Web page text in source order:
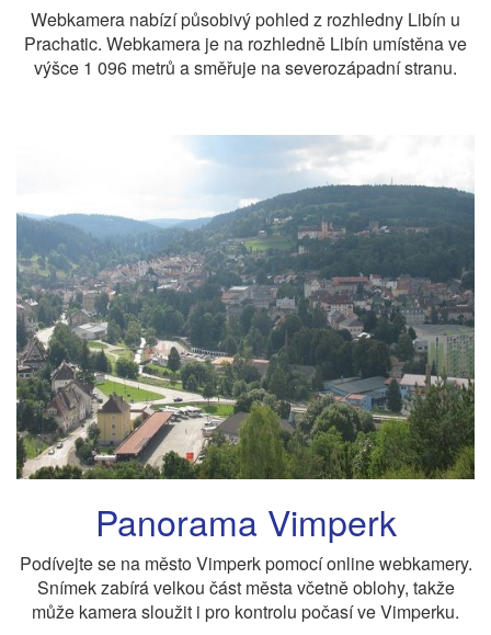
Webkamera nabízí působivý pohled z rozhledny Libín u
Prachatic. Webkamera je na rozhledně Libín umístěna ve
výšce 1 096 metrů a směřuje na severozápadní stranu.
Panorama Vimperk
Podívejte se na město Vimperk pomocí online webkamery.
Snímek zabírá velkou část města včetně oblohy, takže
může kamera sloužit i pro kontrolu počasí ve Vimperku.